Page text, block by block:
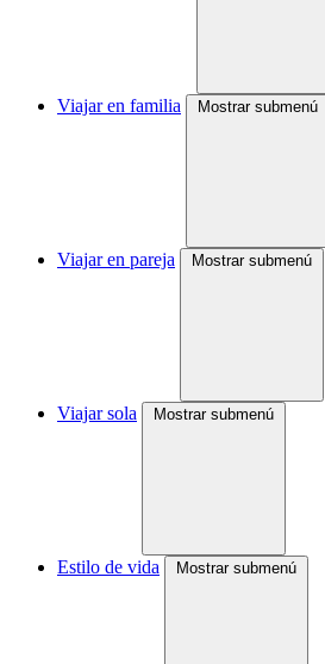
Viajar en familia Mostrar submenú
Viajar en pareja Mostrar submenú
Viajar sola Mostrar submenú
Estilo de vida Mostrar submenú